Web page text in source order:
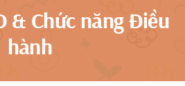
& Chức năng Điều
hành